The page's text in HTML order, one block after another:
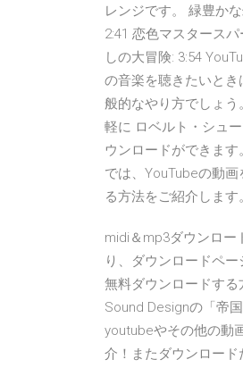
レンジです。 緑豊か
2:41 恋色マスタース
しの大冒険: 3:54
の音楽を聴きたいと
般的なやり方でしょ
軽に ロベルト・シュ
ウンロードができま
では、YouTubeの動
る方法をご紹介します。
midi＆mp3ダウンロー
り、ダウンロードペ
無料ダウンロードす
Sound Designの「帝
youtubeやその他の動
介！またダウンロー